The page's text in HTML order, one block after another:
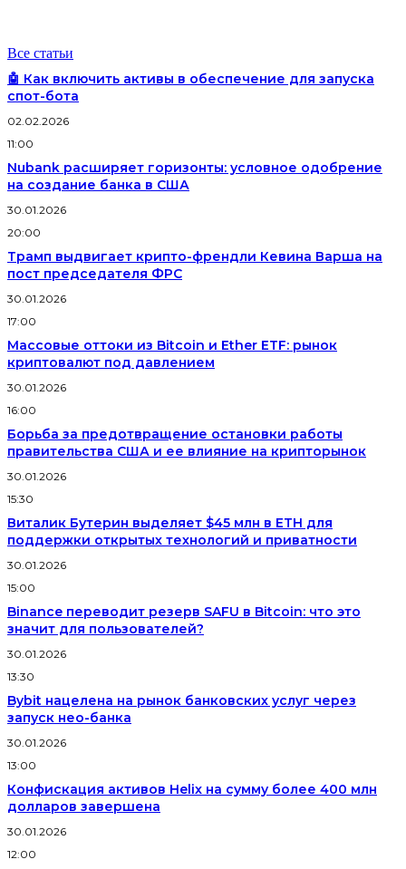
Все статьи
🤖 Как включить активы в обеспечение для запуска
спот-бота
02.02.2026
11:00
Nubank расширяет горизонты: условное одобрение
на создание банка в США
30.01.2026
20:00
Трамп выдвигает крипто-френдли Кевина Варша на
пост председателя ФРС
30.01.2026
17:00
Массовые оттоки из Bitcoin и Ether ETF: рынок
криптовалют под давлением
30.01.2026
16:00
Борьба за предотвращение остановки работы
правительства США и ее влияние на крипторынок
30.01.2026
15:30
Виталик Бутерин выделяет $45 млн в ETH для
поддержки открытых технологий и приватности
30.01.2026
15:00
Binance переводит резерв SAFU в Bitcoin: что это
значит для пользователей?
30.01.2026
13:30
Bybit нацелена на рынок банковских услуг через
запуск нео-банка
30.01.2026
13:00
Конфискация активов Helix на сумму более 400 млн
долларов завершена
30.01.2026
12:00